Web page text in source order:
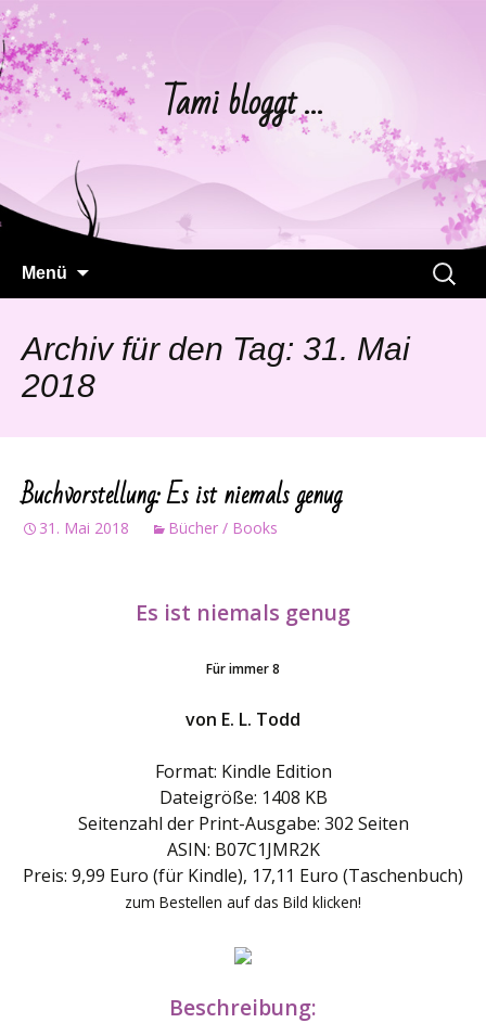
Tami bloggt …
Menü
Suchen
nach:
Archiv für den Tag: 31. Mai
2018
Buchvorstellung: Es ist niemals genug
31. Mai 2018 Bücher / Books
Es ist niemals genug
Für immer 8
von E. L. Todd
Format: Kindle Edition
Dateigröße: 1408 KB
Seitenzahl der Print-Ausgabe: 302 Seiten
ASIN: B07C1JMR2K
Preis: 9,99 Euro (für Kindle), 17,11 Euro (Taschenbuch)
zum Bestellen auf das Bild klicken!
Beschreibung: